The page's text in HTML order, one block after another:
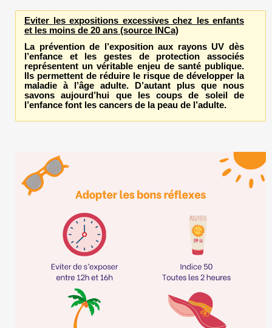
Eviter les expositions excessives chez les enfants
et les moins de 20 ans (source INCa)
La prévention de l’exposition aux rayons UV dès
l’enfance et les gestes de protection associés
représentent un véritable enjeu de santé publique.
Ils permettent de réduire le risque de développer la
maladie à l’âge adulte. D’autant plus que nous
savons aujourd’hui que les coups de soleil de
l’enfance font les cancers de la peau de l’adulte.